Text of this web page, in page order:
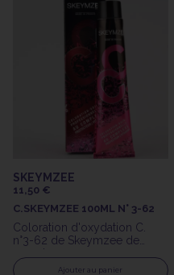
SKEYMZEE
11,50 €
C.SKEYMZEE 100ML N° 3-62
Coloration d'oxydation C.
n°3-62 de Skeymzee de
100ml
Ajouter au panier